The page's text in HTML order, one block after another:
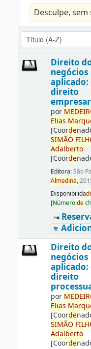
Desculpe,
Direito
negócios
aplicado:
direito
por MEDE
Elias
[Coorde
SIMÃO
Adalberto
[Coorde
Editora:São
Almedina,
Disponibilida
[Númerode
Direito
negócios
aplicado:
direito
por MEDE
Elias
[Coorde
SIMÃO
Adalberto
[Coorde